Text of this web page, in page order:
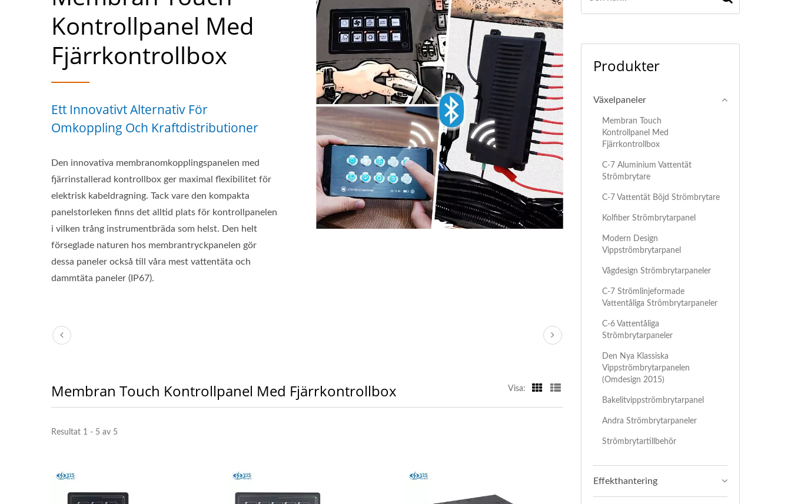
Kontrollpanel Med
Fjärrkontrollbox
Ett Innovativt Alternativ För
Omkoppling Och Kraftdistributioner
Den innovativa membranomkopplingspanelen med
fjärrinstallerad kontrollbox ger maximal flexibilitet för
elektrisk kabeldragning. Tack vare den kompakta
panelstorleken finns det alltid plats för kontrollpanelen
i vilken trång instrumentbräda som helst. Den helt
förseglade naturen hos membrantryckpanelen gör
dessa paneler också till våra mest vattentäta och
dammtäta paneler (IP67).
Membran Touch Kontrollpanel Med Fjärrkontrollbox Visa:
Resultat 1 - 5 av 5
Produkter
Växelpaneler
Membran Touch
Kontrollpanel Med
Fjärrkontrollbox
C-7 Aluminium Vattentät
Strömbrytare
C-7 Vattentät Böjd Strömbrytare
Kolfiber Strömbrytarpanel
Modern Design
Vippströmbrytarpanel
Vågdesign Strömbrytarpaneler
C-7 Strömlinjeformade
Vattentåliga Strömbrytarpaneler
C-6 Vattentåliga
Strömbrytarpaneler
Den Nya Klassiska
Vippströmbrytarpanelen
(omdesign 2015)
Bakelitvippströmbrytarpanel
Andra Strömbrytarpaneler
Strömbrytartillbehör
Effekthantering